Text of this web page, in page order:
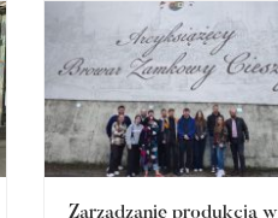
Zarządzanie produkcją w